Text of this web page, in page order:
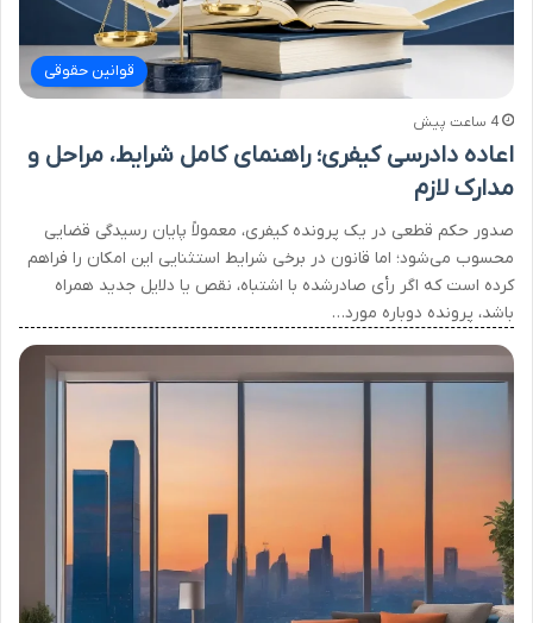
قوانین حقوقی
4 ساعت پیش
اعاده دادرسی کیفری؛ راهنمای کامل شرایط، مراحل و
مدارک لازم
صدور حکم قطعی در یک پرونده کیفری، معمولاً پایان رسیدگی قضایی
محسوب می‌شود؛ اما قانون در برخی شرایط استثنایی این امکان را فراهم
کرده است که اگر رأی صادرشده با اشتباه، نقص یا دلایل جدید همراه
باشد، پرونده دوباره مورد…